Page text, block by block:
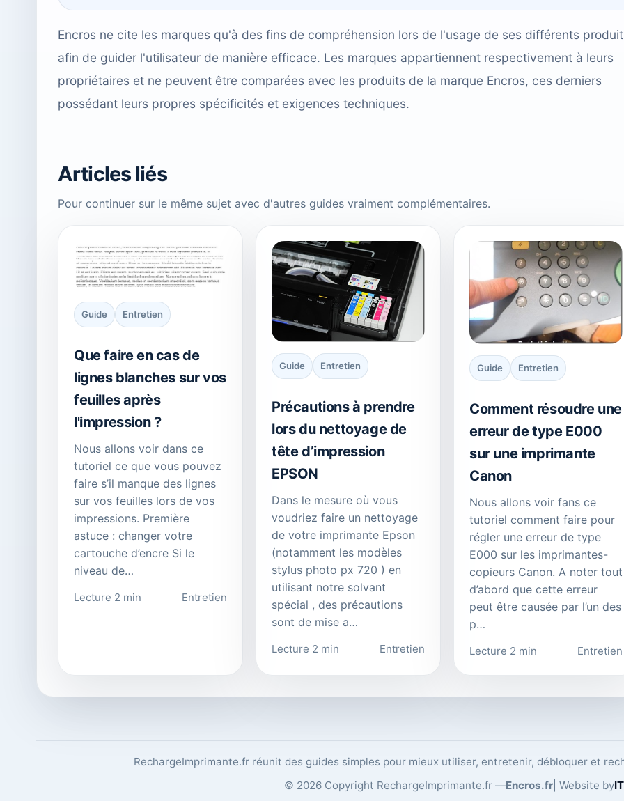
Encros ne cite les marques qu'à des fins de compréhension lors de l'usage de ses différents
afin de guider l'utilisateur de manière efficace. Les marques appartiennent respectivement à leurs
propriétaires et ne peuvent être comparées avec les produits de la marque Encros, ces derniers
possédant leurs propres spécificités et exigences techniques.
Articles liés
Pour continuer sur le même sujet avec d'autres guides vraiment complémentaires.
Guide Entretien
Que faire en cas de
lignes blanches sur vos
feuilles après
l'impression ?
Nous allons voir dans ce
tutoriel ce que vous pouvez
faire s’il manque des lignes
sur vos feuilles lors de vos
impressions. Première
astuce : changer votre
cartouche d’encre Si le
niveau de…
Lecture 2 min Entretien
Guide Entretien
Précautions à prendre
lors du nettoyage de
tête d’impression
EPSON
Dans le mesure où vous
voudriez faire un nettoyage
de votre imprimante Epson
(notamment les modèles
stylus photo px 720 ) en
utilisant notre solvant
spécial , des précautions
sont de mise a…
Lecture 2 min Entretien
Guide Entretien
Comment résoudre une
erreur de type E000
sur une imprimante
Canon
Nous allons voir fans ce
tutoriel comment faire pour
régler une erreur de type
E000 sur les imprimantes-
copieurs Canon. A noter tout
d’abord que cette erreur
peut être causée par l’un des
p…
Lecture 2 min Entretien
RechargeImprimante.fr réunit des guides simples pour mieux utiliser, entretenir, débloquer et
© 2026 Copyright RechargeImprimante.fr —Encros.fr | Website byIT